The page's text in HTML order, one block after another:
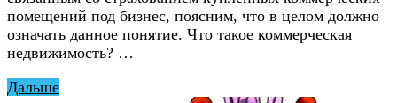
помещений под бизнес, поясним, что в целом должно
означать данное понятие. Что такое коммерческая
недвижимость? …
Дальше